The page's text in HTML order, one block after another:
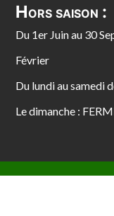
Hors saison :
Du 1er Juin au 30
Février
Du lundi au samedi
Le dimanche :